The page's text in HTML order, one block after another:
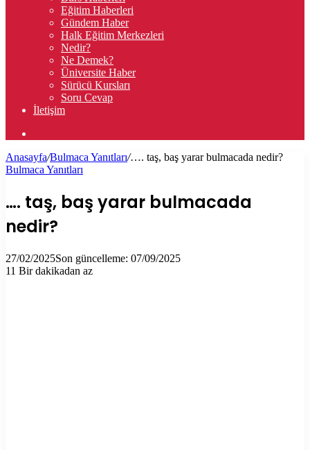
Eğitim Haberleri
Gündem Haber
Halk Eğitim Merkezleri
Nedir?
Ne Demek?
Üniversite Haber
Sürücü Kursları
Soru Cevap
İletişim
...
Anasayfa/Bulmaca Yanıtları/…. taş, baş yarar bulmacada nedir?
Bulmaca Yanıtları
…. taş, baş yarar bulmacada
nedir?
27/02/2025Son güncelleme: 07/09/2025
11 Bir dakikadan az